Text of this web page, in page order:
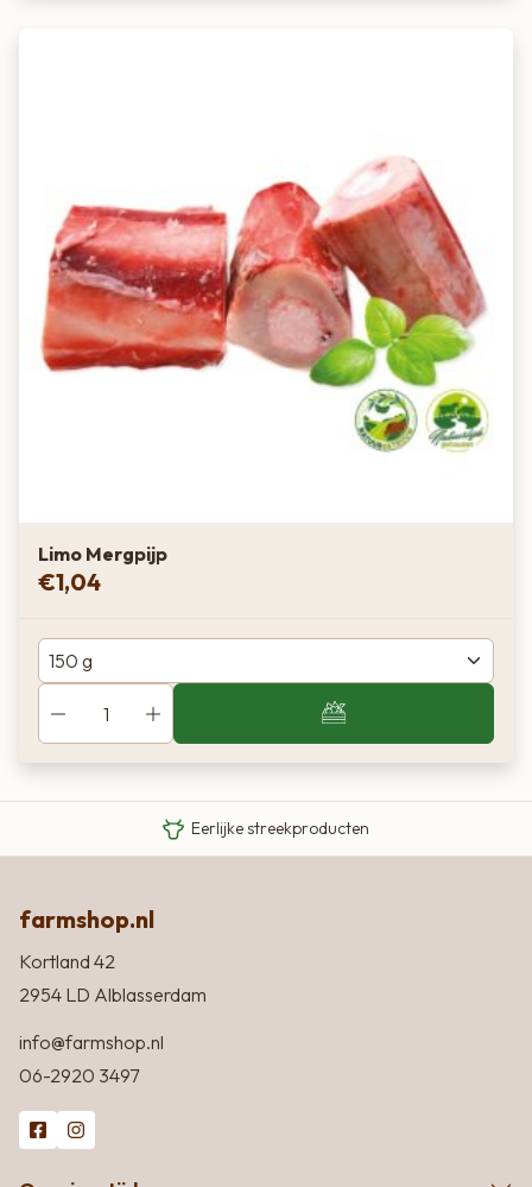
Limo Mergpijp
€1,04
Eigen Limousin runderen
Eerlijke streekproducten
farmshop.nl
Kortland 42
2954 LD Alblasserdam
info@farmshop.nl
06-2920 3497